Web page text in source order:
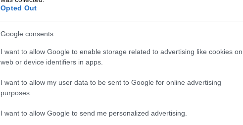
Opted Out
Google consents
I want to allow Google to enable storage related to advertising like cookies on
web or device identifiers in apps.
I want to allow my user data to be sent to Google for online advertising
purposes.
I want to allow Google to send me personalized advertising.